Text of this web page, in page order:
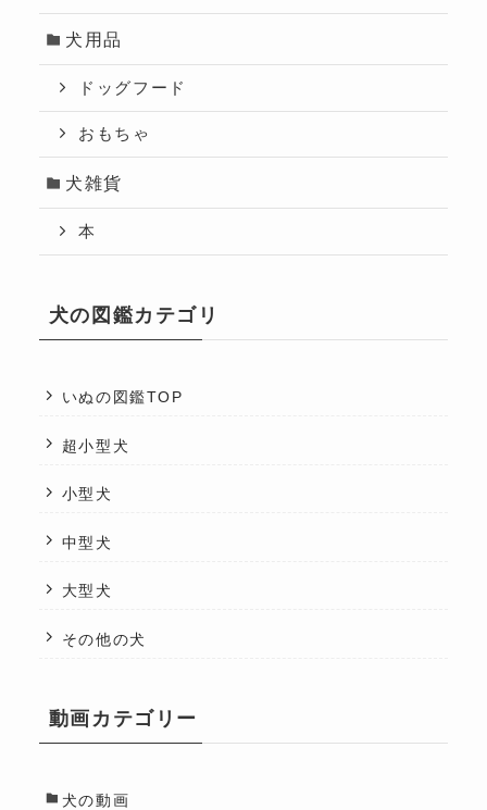
犬用品
ドッグフード
おもちゃ
犬雑貨
本
犬の図鑑カテゴリ
いぬの図鑑TOP
超小型犬
小型犬
中型犬
大型犬
その他の犬
動画カテゴリー
犬の動画